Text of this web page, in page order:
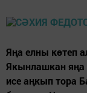
Яңа елны көтеп
Якынлашкан
исе аңкып тора